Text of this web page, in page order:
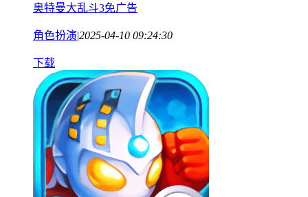
奥特曼大乱斗3免广告
角色扮演|2025-04-10 09:24:30
下载